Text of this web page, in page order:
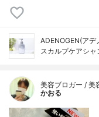
ADENOGEN(アデ
スカルプケアシ
美容ブロガー / 美
かおる